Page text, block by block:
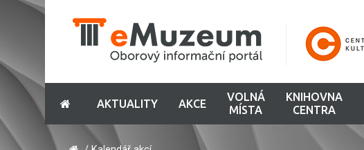
AKTUALITY AKCE
VOLNÁ
MÍSTA
KNIHOVNA
CENTRA